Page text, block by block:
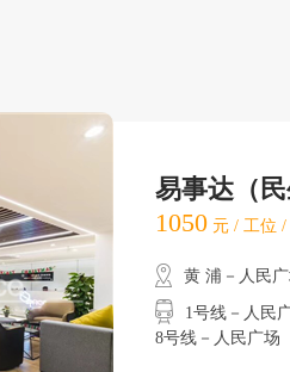
易事达（
1050 元 / 工位
黄 浦－人民
1号线－人民广
8号线－人民广场